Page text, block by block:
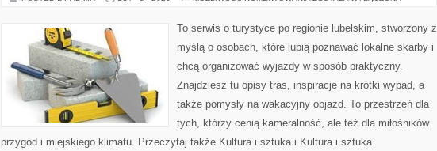
To serwis o turystyce po regionie lubelskim, stworzony z
myślą o osobach, które lubią poznawać lokalne skarby i
chcą organizować wyjazdy w sposób praktyczny.
Znajdziesz tu opisy tras, inspiracje na krótki wypad, a
także pomysły na wakacyjny objazd. To przestrzeń dla
tych, którzy cenią kameralność, ale też dla miłośników
przygód i miejskiego klimatu. Przeczytaj także Kultura i sztuka i Kultura i sztuka.